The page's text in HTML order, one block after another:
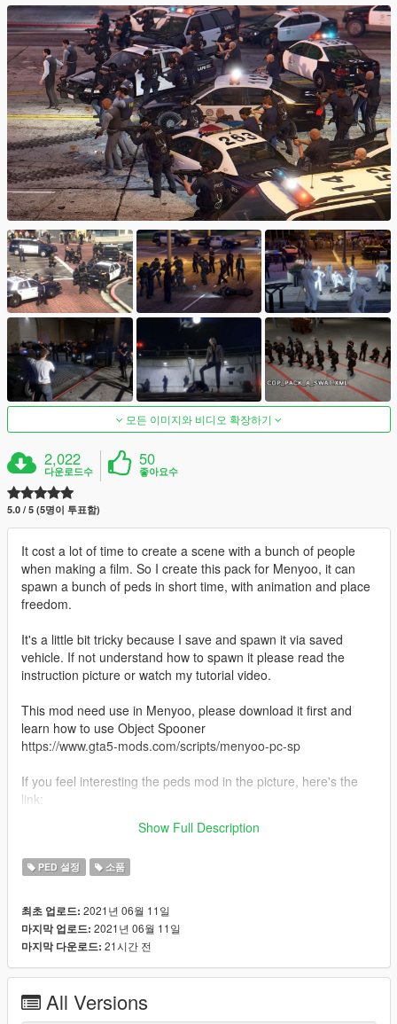
모든 이미지와 비디오 확장하기
2,022
다운로드수
50
좋아요수
5.0 / 5 (5명이 투표함)
It cost a lot of time to create a scene with a bunch of people
when making a film. So I create this pack for Menyoo, it can
spawn a bunch of peds in short time, with animation and place
freedom.
It's a little bit tricky because I save and spawn it via saved
vehicle. If not understand how to spawn it please read the
instruction picture or watch my tutorial video.
This mod need use in Menyoo, please download it first and
learn how to use Object Spooner
https://www.gta5-mods.com/scripts/menyoo-pc-sp
If you feel interesting the peds mod in the picture, here's the
link:
https://www.gta5-mods.com/player/lspd-lapd-swat
Show Full Description
PED 설정 소품
최초 업로드: 2021년 06월 11일
마지막 업로드: 2021년 06월 11일
마지막 다운로드: 21시간 전
All Versions